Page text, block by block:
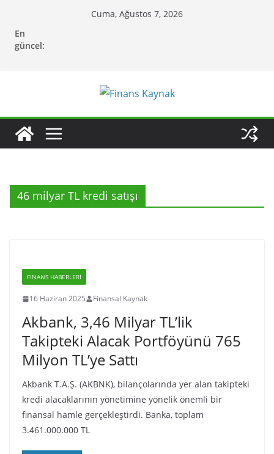
content
Cuma, Ağustos 7, 2026
En
güncel:
46 milyar TL kredi satışı
FINANS HABERLERI
16 Haziran 2025 Finansal Kaynak
Akbank, 3,46 Milyar TL’lik
Takipteki Alacak Portföyünü 765
Milyon TL’ye Sattı
Akbank T.A.Ş. (AKBNK), bilançolarında yer alan takipteki
kredi alacaklarının yönetimine yönelik önemli bir
finansal hamle gerçekleştirdi. Banka, toplam
3.461.000.000 TL